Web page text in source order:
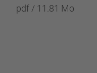
pdf / 11.81 Mo